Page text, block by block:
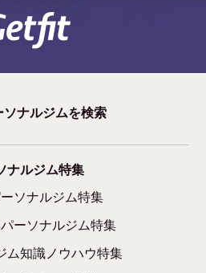
ソナルジムを検索
ナルジム特集
ソナルジム特集
ーソナルジム特集
ム知識ノウハウ特集